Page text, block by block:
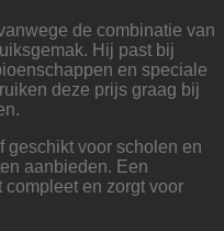
de combinatie van
Hij past bij
en speciale
deze prijs graag bij
geschikt voor scholen en
aanbieden. Een
compleet en zorgt voor